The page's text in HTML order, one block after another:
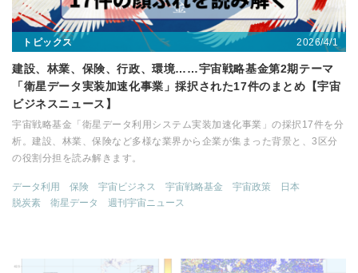
トピックス 2026/4/1
建設、林業、保険、行政、環境……宇宙戦略基金第2期テーマ
「衛星データ実装加速化事業」採択された17件のまとめ【宇宙
ビジネスニュース】
宇宙戦略基金「衛星データ利用システム実装加速化事業」の採択17件を分
析。建設、林業、保険など多様な業界から企業が集まった背景と、3区分
の役割分担を読み解きます。
データ利用 保険 宇宙ビジネス 宇宙戦略基金 宇宙政策
日本
脱炭素
衛星データ 週刊宇宙ニュース